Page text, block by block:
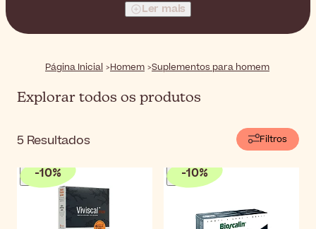
Ler mais
Página Inicial Homem Suplementos para homem
Explorar todos os produtos
5 Resultados Filtros
-10% -10%